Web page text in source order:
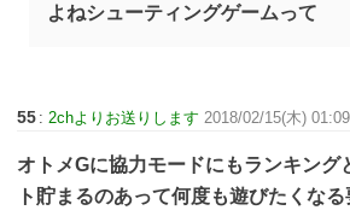
よねシューティングゲームって
55 :2chよりお送りします 2018/02/15(木)
オトメGに協力モードにもランキング
ト貯まるのあって何度も遊びたくな